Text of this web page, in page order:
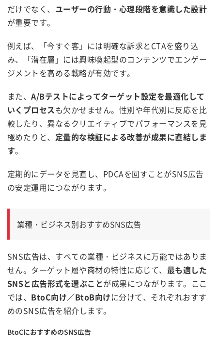
だけでなく、 ユーザーの行動・心理段階を意識した設計
が重要です。
例えば、「今すぐ客」には明確な訴求とCTAを盛り込
み、「潜在層」には興味喚起型のコンテンツでエンゲー
ジメントを高める戦略が有効です。
また、A/Bテストによってターゲット設定を最適化して
いくプロセスも欠かせません。性別や年代別に反応を比
較したり、異なるクリエイティブでパフォーマンスを見
極めたりと、 定量的な検証による改善が成果に直結しま
す。
定期的にデータを見直し、PDCAを回すことがSNS広告
の安定運用につながります。
業種・ビジネス別おすすめSNS広告
SNS広告は、すべての業種・ビジネスに万能ではありま
せん。ターゲット層や商材の特性に応じて、 最も適した
SNSと広告形式を選ぶことが成果につながります。ここ
では、 BtoC向け／BtoB向けに分けて、それぞれおすす
めのSNS広告を紹介します。
BtoCにおすすめのSNS広告